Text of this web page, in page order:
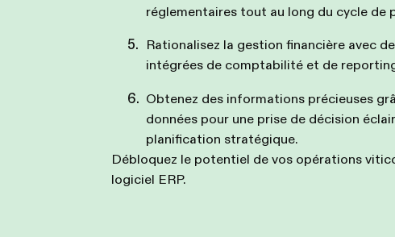
réglementaires tout au long du cycle de
Rationalisez la gestion financière avec
intégrées de comptabilité et de
Obtenez des informations précieuses
données pour une prise de décision
planification stratégique.
Débloquez le potentiel de vos opérations
logiciel ERP.